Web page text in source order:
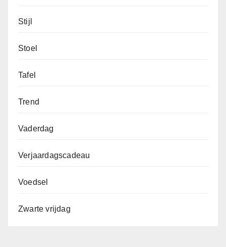
Stijl
Stoel
Tafel
Trend
Vaderdag
Verjaardagscadeau
Voedsel
Zwarte vrijdag